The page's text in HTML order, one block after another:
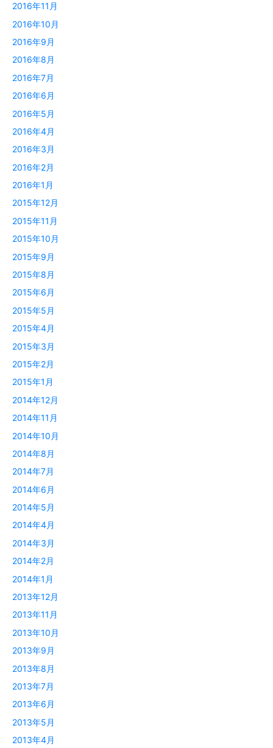
2016年11月
2016年10月
2016年9月
2016年8月
2016年7月
2016年6月
2016年5月
2016年4月
2016年3月
2016年2月
2016年1月
2015年12月
2015年11月
2015年10月
2015年9月
2015年8月
2015年6月
2015年5月
2015年4月
2015年3月
2015年2月
2015年1月
2014年12月
2014年11月
2014年10月
2014年8月
2014年7月
2014年6月
2014年5月
2014年4月
2014年3月
2014年2月
2014年1月
2013年12月
2013年11月
2013年10月
2013年9月
2013年8月
2013年7月
2013年6月
2013年5月
2013年4月